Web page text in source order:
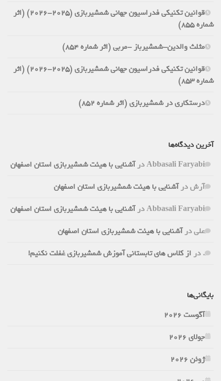
قوانین تکنیکی فدراسیون جهانی شمشیربازی (2025-2026) (اثر
شماره 855)
مثلث والدین-شمشیرباز -مربی (اثر شماره 854)
قوانین تکنیکی فدراسیون جهانی شمشیربازی (2025-2026) (اثر
شماره 853)
درستکاری در شمشیربازی (اثر شماره 852)
آخرین دیدگاه‌ها
Abbasali Faryabiدرآشنایی با هیئت شمشیربازی استان اصفهان
آرشدرآشنایی با هیئت شمشیربازی استان اصفهان
Abbasali Faryabiدرآشنایی با هیئت شمشیربازی استان اصفهان
علیدرآشنایی با هیئت شمشیربازی استان اصفهان
.دراز کلاس های تابستانی آموزش شمشیربازی غفلت نکنیم!
بایگانی‌ها
آگوست 2026
جولای 2026
ژوئن 2026